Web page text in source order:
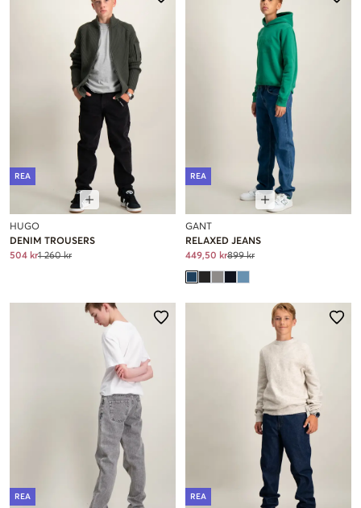
REA
HUGO
DENIM TROUSERS
504 kr1 260 kr
REA
GANT
RELAXED JEANS
449,50 kr899 kr
REA REA